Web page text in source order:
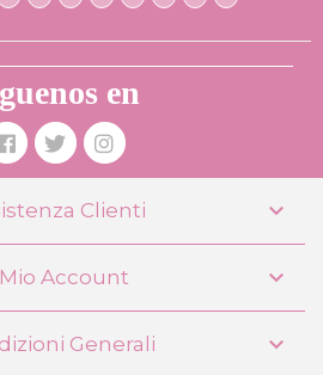
per bambole
DeCuevas 80070
en
Clienti 
Account 
Generali 